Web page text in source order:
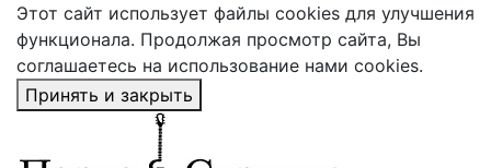
Этот сайт использует файлы cookies для улучшения
функционала. Продолжая просмотр сайта, Вы
соглашаетесь на использование нами cookies.
Принять и закрыть